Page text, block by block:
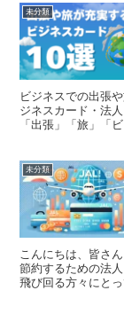
未分類
ビジネスでの出張
ジネスカード・法
「出張」「旅」「
未分類
こんにちは、皆さ
節約するための法
飛び回る方々にと